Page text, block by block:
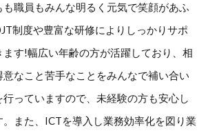
職員もみんな明るく元気で笑顔があふ
制度や豊富な研修によりしっかりサポ
す!幅広い年齢の方が活躍しており、相
なこと苦手なことをみんなで補い合い
っていますので、未経験の方も安心し
また、ICTを導入し業務効率化を図り業